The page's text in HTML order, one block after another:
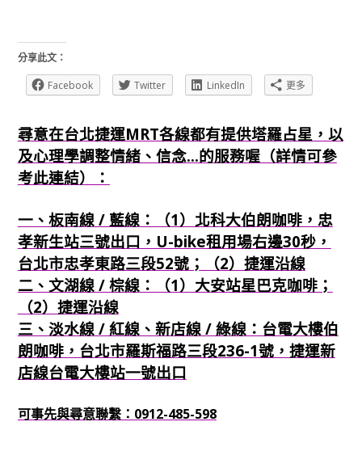
分享此文：
Facebook
Twitter LinkedIn 更多
尋意在台北捷運MRT各線都有提供塔羅占星，以
及心理學調整情緒、信念...的服務喔（詳情可參
考此連結）：
一、板南線 / 藍線：（1）北科大伯朗咖啡，忠
孝新生站三號出口，U-bike租用場右邊30秒，
台北市忠孝東路三段52號；（2）捷運沿線
二、文湖線 / 棕線：（1）大安站星巴克咖啡；
（2）捷運沿線
三、淡水線 / 紅線、新店線 / 綠線：台電大樓伯
朗咖啡，台北市羅斯福路三段236-1號，捷運新
店線台電大樓站一號出口
可事先與尋意聯繫：0912-485-598